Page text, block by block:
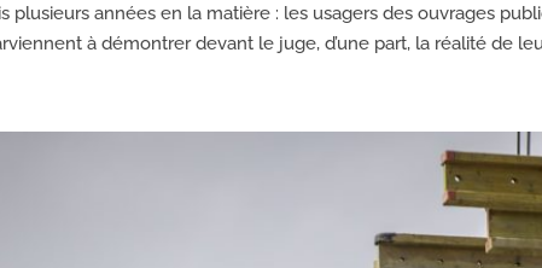
plusieurs années en la matière : les usagers des ouvrages
à démontrer devant le juge, d’une part, la réalité de